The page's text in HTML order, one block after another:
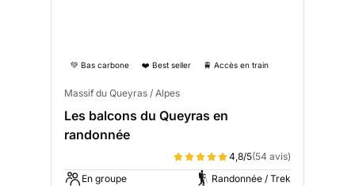
💚 Bas carbone ❤️ Best seller 🚆 Accès en train
Massif du Queyras / Alpes
Les balcons du Queyras en
randonnée
4,8/5(54 avis)
En groupe
Randonnée / Trek